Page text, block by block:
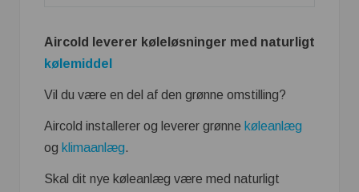
Aircold leverer køleløsninger med naturligt
kølemiddel
Vil du være en del af den grønne omstilling?
Aircold installerer og leverer grønne køleanlæg
og klimaanlæg.
Skal dit nye køleanlæg være med naturligt